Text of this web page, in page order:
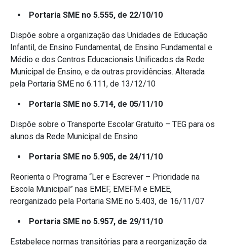
Portaria SME no 5.555, de 22/10/10
Dispõe sobre a organização das Unidades de Educação
Infantil, de Ensino Fundamental, de Ensino Fundamental e
Médio e dos Centros Educacionais Unificados da Rede
Municipal de Ensino, e da outras providências. Alterada
pela Portaria SME no 6.111, de 13/12/10
Portaria SME no 5.714, de 05/11/10
Dispõe sobre o Transporte Escolar Gratuito – TEG para os
alunos da Rede Municipal de Ensino
Portaria SME no 5.905, de 24/11/10
Reorienta o Programa “Ler e Escrever – Prioridade na
Escola Municipal” nas EMEF, EMEFM e EMEE,
reorganizado pela Portaria SME no 5.403, de 16/11/07
Portaria SME no 5.957, de 29/11/10
Estabelece normas transitórias para a reorganização da